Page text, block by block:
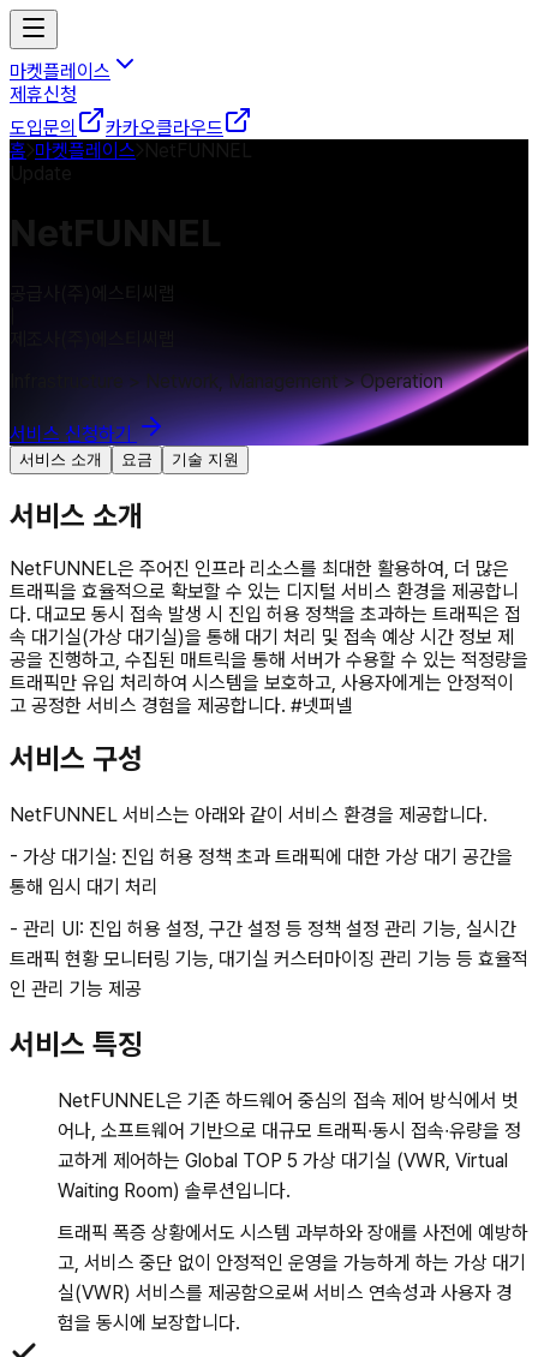
마켓플레이스
제휴신청
도입문의
카카오클라우드
홈 마켓플레이스
Infrastructure > Network, Management > Operation
서비스 신청하기
서비스 소개 요금 기술 지원
서비스 소개
NetFUNNEL은 주어진 인프라 리소스를 최대한 활용하여, 더 많은
트래픽을 효율적으로 확보할 수 있는 디지털 서비스 환경을 제공합니
다. 대교모 동시 접속 발생 시 진입 허용 정책을 초과하는 트래픽은 접
속 대기실(가상 대기실)을 통해 대기 처리 및 접속 예상 시간 정보 제
공을 진행하고, 수집된 매트릭을 통해 서버가 수용할 수 있는 적정량을
트래픽만 유입 처리하여 시스템을 보호하고, 사용자에게는 안정적이
고 공정한 서비스 경험을 제공합니다. #넷퍼넬
서비스 구성
NetFUNNEL 서비스는 아래와 같이 서비스 환경을 제공합니다.
- 가상 대기실: 진입 허용 정책 초과 트래픽에 대한 가상 대기 공간을
통해 임시 대기 처리
- 관리 UI: 진입 허용 설정, 구간 설정 등 정책 설정 관리 기능, 실시간
트래픽 현황 모니터링 기능, 대기실 커스터마이징 관리 기능 등 효율적
인 관리 기능 제공
서비스 특징
NetFUNNEL은 기존 하드웨어 중심의 접속 제어 방식에서 벗
어나, 소프트웨어 기반으로 대규모 트래픽∙동시 접속∙유량을 정
교하게 제어하는 Global TOP 5 가상 대기실 (VWR, Virtual
Waiting Room) 솔루션입니다.
트래픽 폭증 상황에서도 시스템 과부하와 장애를 사전에 예방하
고, 서비스 중단 없이 안정적인 운영을 가능하게 하는 가상 대기
실(VWR) 서비스를 제공함으로써 서비스 연속성과 사용자 경
험을 동시에 보장합니다.